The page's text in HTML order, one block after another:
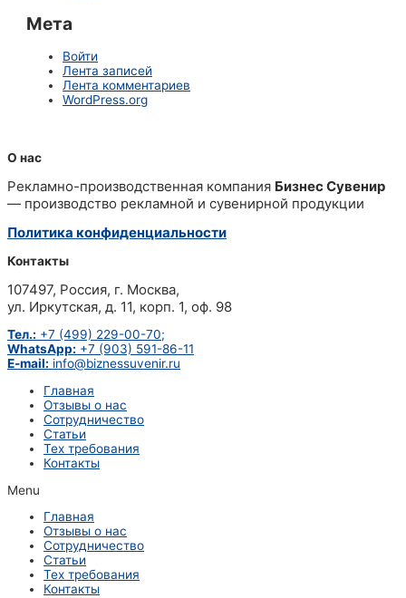
Мета
Войти
Лента записей
Лента комментариев
WordPress.org
О нас
Рекламно-производственная компания Бизнес Сувенир
— производство рекламной и сувенирной продукции
Политика конфиденциальности
Контакты
107497, Россия, г. Москва,
ул. Иркутская, д. 11, корп. 1, оф. 98
Тел.: +7 (499) 229-00-70;
WhatsApp: +7 (903) 591-86-11
E-mail: info@biznessuvenir.ru
Главная
Отзывы о нас
Сотрудничество
Статьи
Тех требования
Контакты
Menu
Главная
Отзывы о нас
Сотрудничество
Статьи
Тех требования
Контакты